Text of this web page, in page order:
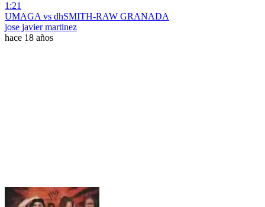
1:21
UMAGA vs dhSMITH-RAW GRANADA
jose javier martinez
hace 18 años